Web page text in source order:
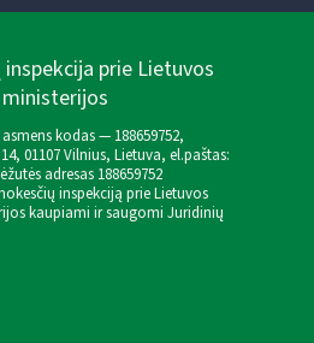
prie Lietuvos
kodas — 188659752,
01107 Vilnius, Lietuva, el.paštas:
adresas 188659752
inspekciją prie Lietuvos
kaupiami ir saugomi Juridinių